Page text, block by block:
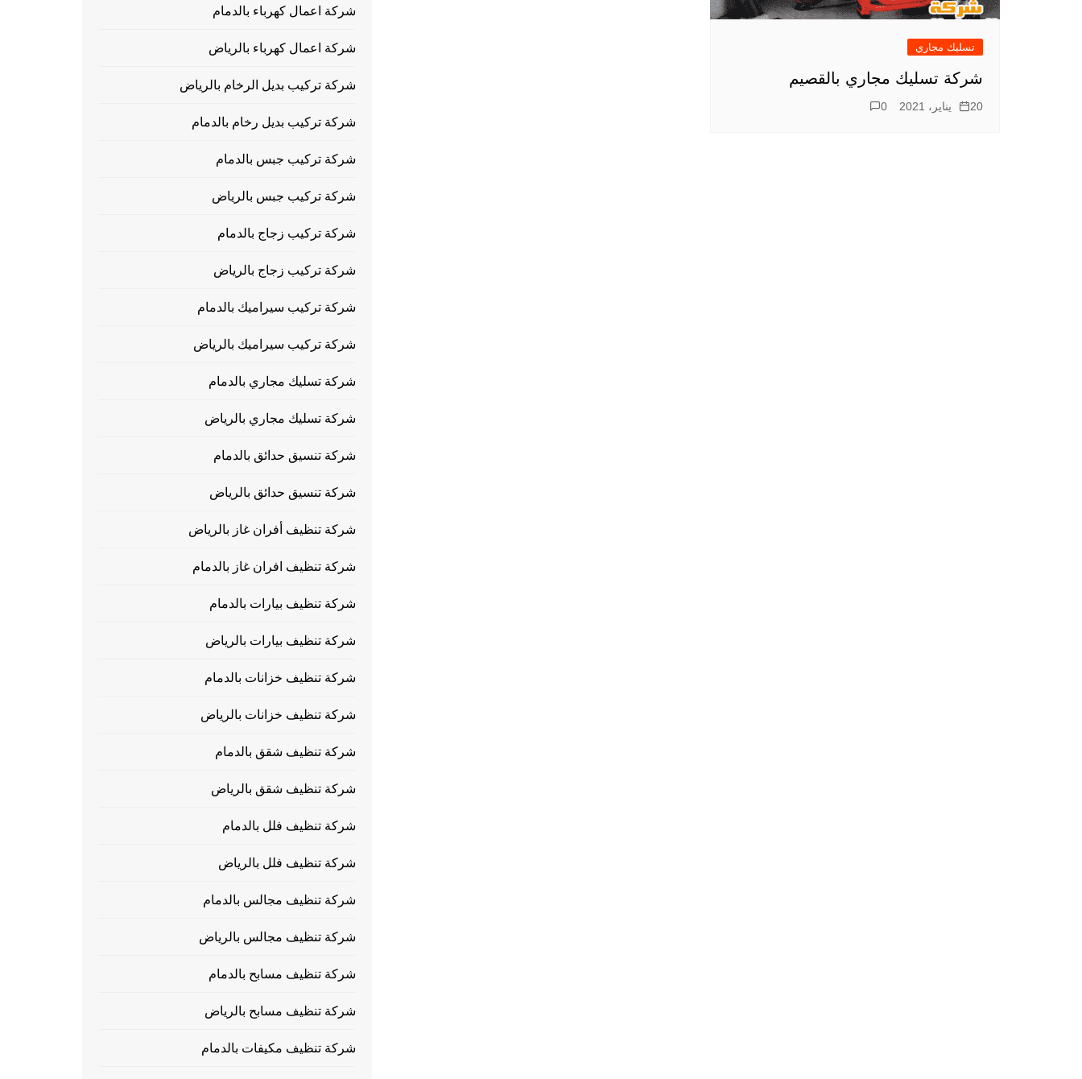
تسليك مجاري
شركة تسليك مجاري بالقصيم
20 يناير، 2021 0
شركة اعمال كهرباء بالدمام
شركة اعمال كهرباء بالرياض
شركة تركيب بديل الرخام بالرياض
شركة تركيب بديل رخام بالدمام
شركة تركيب جبس بالدمام
شركة تركيب جبس بالرياض
شركة تركيب زجاج بالدمام
شركة تركيب زجاج بالرياض
شركة تركيب سيراميك بالدمام
شركة تركيب سيراميك بالرياض
شركة تسليك مجاري بالدمام
شركة تسليك مجاري بالرياض
شركة تنسيق حدائق بالدمام
شركة تنسيق حدائق بالرياض
شركة تنظيف أفران غاز بالرياض
شركة تنظيف افران غاز بالدمام
شركة تنظيف بيارات بالدمام
شركة تنظيف بيارات بالرياض
شركة تنظيف خزانات بالدمام
شركة تنظيف خزانات بالرياض
شركة تنظيف شقق بالدمام
شركة تنظيف شقق بالرياض
شركة تنظيف فلل بالدمام
شركة تنظيف فلل بالرياض
شركة تنظيف مجالس بالدمام
شركة تنظيف مجالس بالرياض
شركة تنظيف مسابح بالدمام
شركة تنظيف مسابح بالرياض
شركة تنظيف مكيفات بالدمام